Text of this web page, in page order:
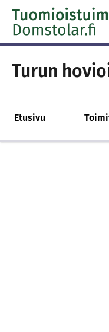
Skip to content -
Turun
Etusivu